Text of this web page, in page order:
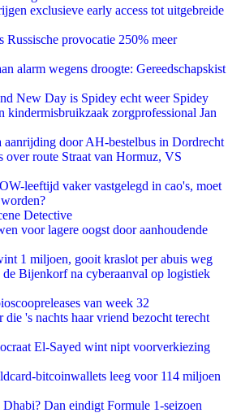
exclusieve early access tot uitgebreide
Russische provocatie 250% meer
alarm wegens droogte: Gereedschapskist
New Day is Spidey echt weer Spidey
kindermisbruikzaak zorgprofessional Jan
aanrijding door AH-bestelbus in Dordrecht
over route Straat van Hormuz, VS
leeftijd vaker vastgelegd in cao's, moet
Detective
voor lagere oogst door aanhoudende
1 miljoen, gooit kraslot per abuis weg
Bijenkorf na cyberaanval op logistiek
van week 32
die 's nachts haar vriend bezocht terecht
El-Sayed wint nipt voorverkiezing
bitcoinwallets leeg voor 114 miljoen
Dan eindigt Formule 1-seizoen